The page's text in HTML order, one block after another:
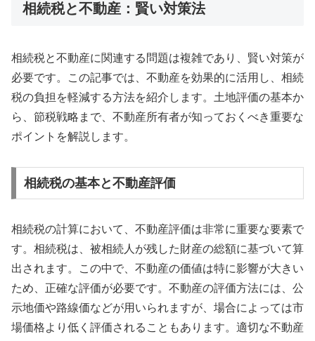
相続税と不動産：賢い対策法
相続税と不動産に関連する問題は複雑であり、賢い対策が
必要です。この記事では、不動産を効果的に活用し、相続
税の負担を軽減する方法を紹介します。土地評価の基本か
ら、節税戦略まで、不動産所有者が知っておくべき重要な
ポイントを解説します。
相続税の基本と不動産評価
相続税の計算において、不動産評価は非常に重要な要素で
す。相続税は、被相続人が残した財産の総額に基づいて算
出されます。この中で、不動産の価値は特に影響が大きい
ため、正確な評価が必要です。不動産の評価方法には、公
示地価や路線価などが用いられますが、場合によっては市
場価格より低く評価されることもあります。適切な不動産